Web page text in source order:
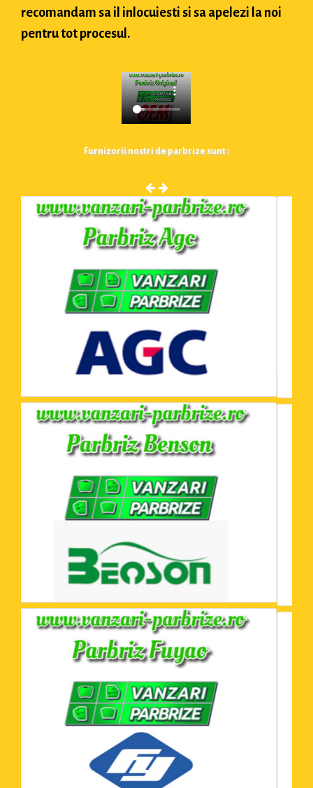
recomandam sa il inlocuiesti si sa apelezi la noi
pentru tot procesul.
Furnizorii nostri de parbrize sunt :